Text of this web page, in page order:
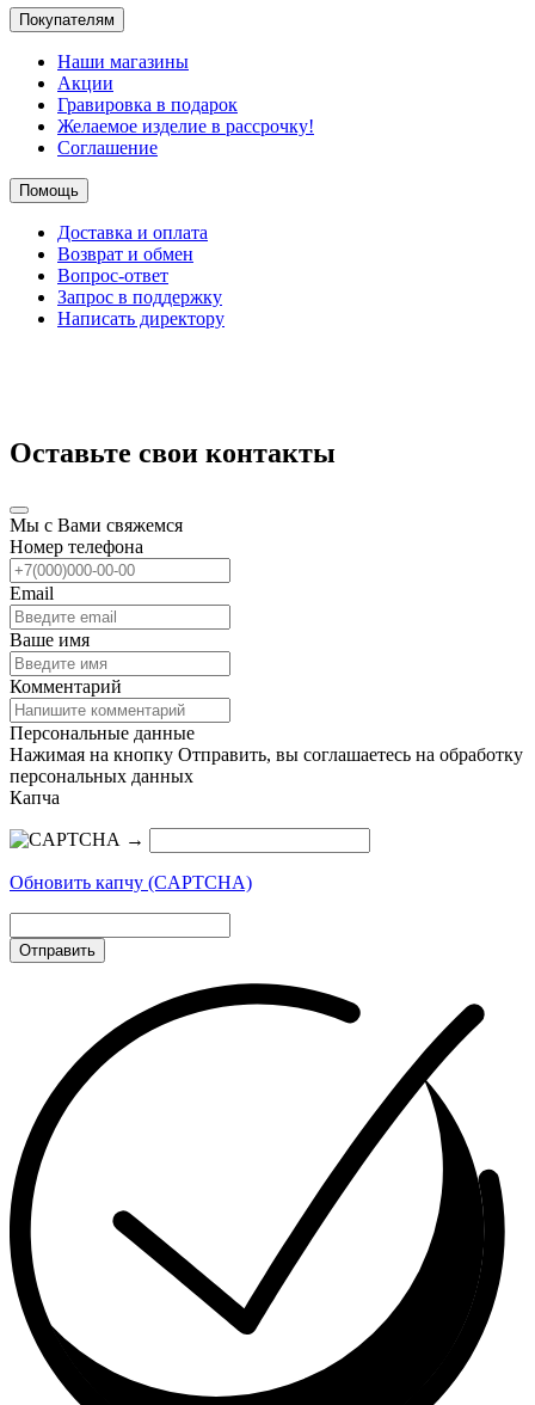
Покупателям
Наши магазины
Акции
Гравировка в подарок
Желаемое изделие в рассрочку!
Соглашение
Помощь
Доставка и оплата
Возврат и обмен
Вопрос-ответ
Запрос в поддержку
Написать директору
Оставьте свои контакты
Мы с Вами свяжемся
Номер телефона
Email
Ваше имя
Комментарий
Персональные данные
Нажимая на кнопку Отправить, вы соглашаетесь на обработку
персональных данных
Капча
→
Обновить капчу (CAPTCHA)
Отправить